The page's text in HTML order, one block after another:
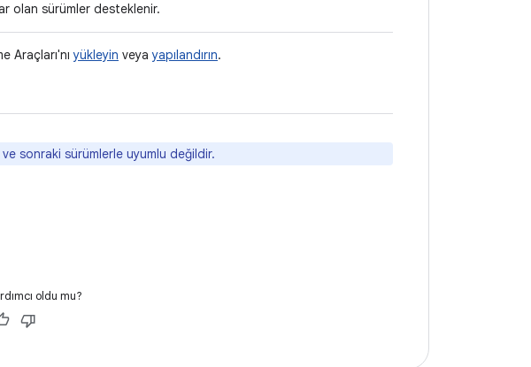
olan sürümler desteklenir.
Araçları'nıyükleyin veyayapılandırın.
sonraki sürümlerle uyumlu değildir.
oldu mu?